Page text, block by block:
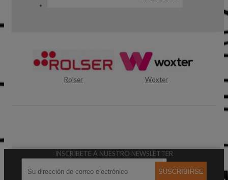
INSCRIBETE A NUESTRO NEWSLETTER
SUSCRIBIRSE